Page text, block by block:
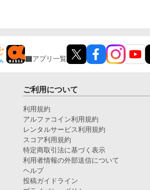
アプリ一覧
ご利用について
利用規約
アルファコイン利用規約
レンタルサービス利用規約
スコア利用規約
特定商取引法に基づく表示
利用者情報の外部送信について
ヘルプ
投稿ガイドライン